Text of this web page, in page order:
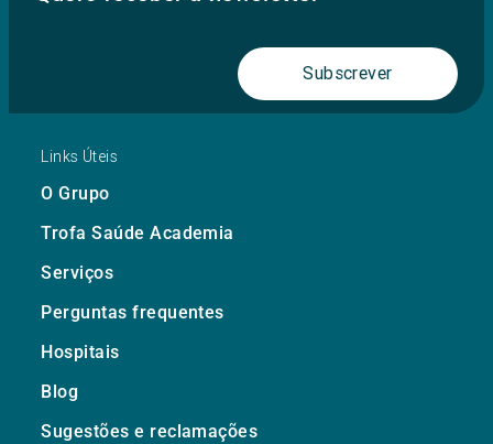
Subscrever
Links Úteis
O Grupo
Trofa Saúde Academia
Serviços
Perguntas frequentes
Hospitais
Blog
Sugestões e reclamações